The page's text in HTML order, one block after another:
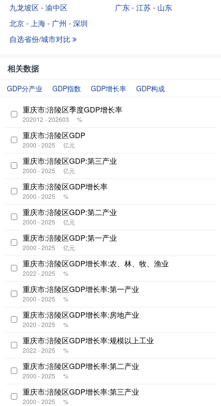
九龙坡区 - 渝中区
广东 - 江苏 - 山东
北京 - 上海 - 广州 - 深圳
自选省份/城市对比
相关数据
GDP分产业 GDP指数 GDP增长率 GDP构成
重庆市:涪陵区季度GDP增长率
202012 - 202603 %
重庆市:涪陵区GDP
2000 - 2025 亿元
重庆市:涪陵区GDP:第三产业
2000 - 2025 亿元
重庆市:涪陵区GDP增长率
2000 - 2025 %
重庆市:涪陵区GDP:第二产业
2000 - 2025 亿元
重庆市:涪陵区GDP:第一产业
2000 - 2025 亿元
重庆市:涪陵区GDP增长率:农、林、牧、渔业
2022 - 2025 %
重庆市:涪陵区GDP增长率:第一产业
2000 - 2025 %
重庆市:涪陵区GDP增长率:房地产业
2020 - 2025 %
重庆市:涪陵区GDP增长率:规模以上工业
2022 - 2025 %
重庆市:涪陵区GDP增长率:第二产业
2000 - 2025 %
重庆市:涪陵区GDP增长率:第三产业
2000 - 2025 %